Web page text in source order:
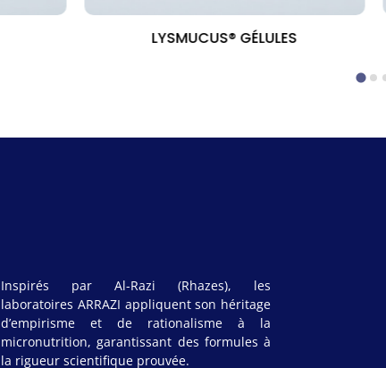
LYSMUCUS® GÉLULES
Inspirés par Al-Razi (Rhazes), les
laboratoires ARRAZI appliquent son héritage
d’empirisme et de rationalisme à la
micronutrition, garantissant des formules à
la rigueur scientifique prouvée.